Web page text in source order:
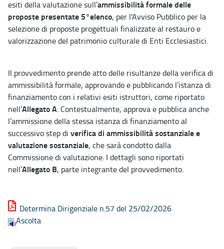
esiti della valutazione sull’ammissibilità formale delle
proposte presentate 5°elenco, per l'Avviso Pubblico per la
selezione di proposte progettuali finalizzate al restauro e
valorizzazione del patrimonio culturale di Enti Ecclesiastici.
Il provvedimento prende atto delle risultanze della verifica di
ammissibilità formale, approvando e pubblicando l’istanza di
finanziamento con i relativi esiti istruttori, come riportato
nell’Allegato A. Contestualmente, approva e pubblica anche
l’ammissione della stessa istanza di finanziamento al
successivo step di verifica di ammissibilità sostanziale e
valutazione sostanziale, che sarà condotto dalla
Commissione di valutazione. I dettagli sono riportati
nell’Allegato B, parte integrante del provvedimento.
Determina Dirigenziale n.57 del 25/02/2026
Ascolta